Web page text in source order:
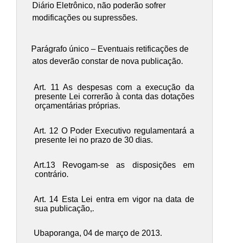
Diário Eletrônico, não poderão sofrer
modificações ou supressões.
Parágrafo único – Eventuais retificações de
atos deverão constar de nova publicação.
Art. 11 As despesas com a execução da
presente Lei correrão à conta das dotações
orçamentárias próprias.
Art. 12 O Poder Executivo regulamentará a
presente lei no prazo de 30 dias.
Art.13 Revogam-se as disposições em
contrário.
Art. 14 Esta Lei entra em vigor na data de
sua publicação,.
Ubaporanga, 04 de março de 2013.